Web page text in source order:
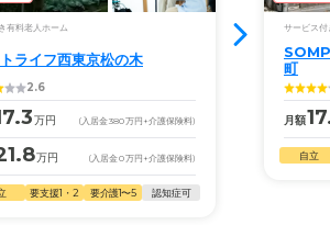
有料老人ホーム
ライフ西東京松の木
2.6
万円 (入居金380万円 +介護保険料)
万円 (入居金0万円 +介護保険料)
要支援1・2 要介護1〜5 認知症可
サービス付
町
月額
自立